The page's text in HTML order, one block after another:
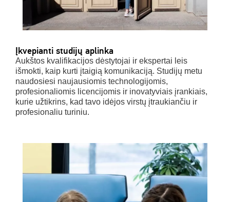
Įkvepianti studijų aplinka
Aukštos kvalifikacijos dėstytojai ir ekspertai leis
išmokti, kaip kurti įtaigią komunikaciją. Studijų metu
naudosiesi naujausiomis technologijomis,
profesionaliomis licencijomis ir inovatyviais įrankiais,
kurie užtikrins, kad tavo idėjos virstų įtraukiančiu ir
profesionaliu turiniu.